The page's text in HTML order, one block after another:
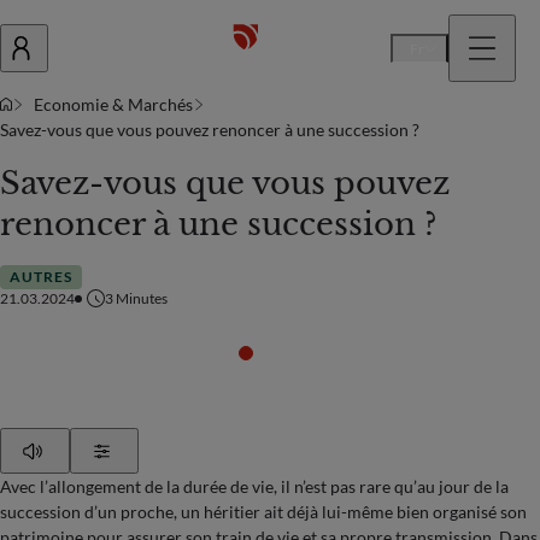
Economie & Marchés
Savez-vous que vous pouvez renoncer à une succession ?
Savez-vous que vous pouvez
renoncer à une succession ?
AUTRES
21.03.2024
3 Minutes
Avec l’allongement de la durée de vie, il n’est pas rare qu’au jour de la
succession d’un proche, un héritier ait déjà lui-même bien organisé son